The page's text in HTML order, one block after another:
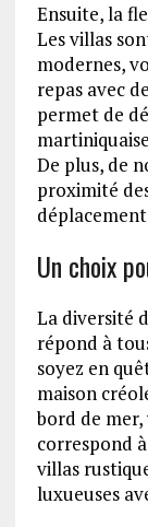
Ensuite, la
Les villas
modernes,
repas avec
permet de
De plus, de
proximité
Un choix
La diversité
répond à
soyez en
maison
bord de
correspond
villas
luxueuses